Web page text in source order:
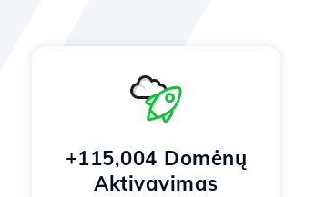
+115,004 Domėnų
Aktivavimas